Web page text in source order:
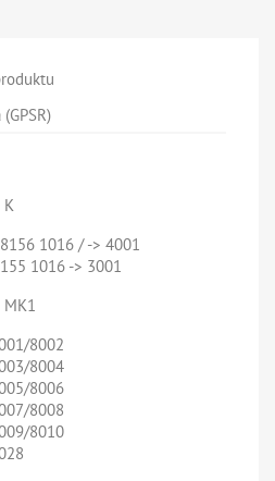
K
1016 / -> 4001
1016 -> 3001
MK1
8002
8004
8006
8008
8010